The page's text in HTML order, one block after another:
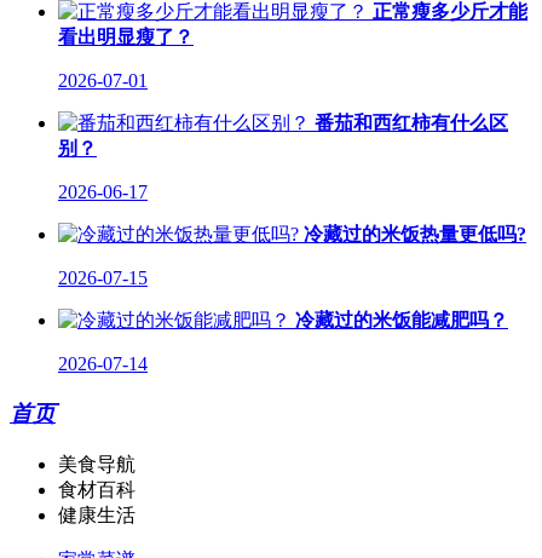
正常瘦多少斤才能
看出明显瘦了？
2026-07-01
番茄和西红柿有什么区
别？
2026-06-17
冷藏过的米饭热量更低吗?
2026-07-15
冷藏过的米饭能减肥吗？
2026-07-14
首页
美食导航
食材百科
健康生活